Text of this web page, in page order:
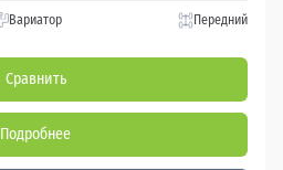
Вариатор Передний
Сравнить
Подробнее